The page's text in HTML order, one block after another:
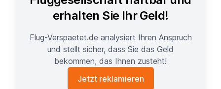
erhalten Sie Ihr Geld!
Flug-Verspaetet.de analysiert Ihren Anspruch
und stellt sicher, dass Sie das Geld
bekommen, das Ihnen zusteht!
Jetzt reklamieren